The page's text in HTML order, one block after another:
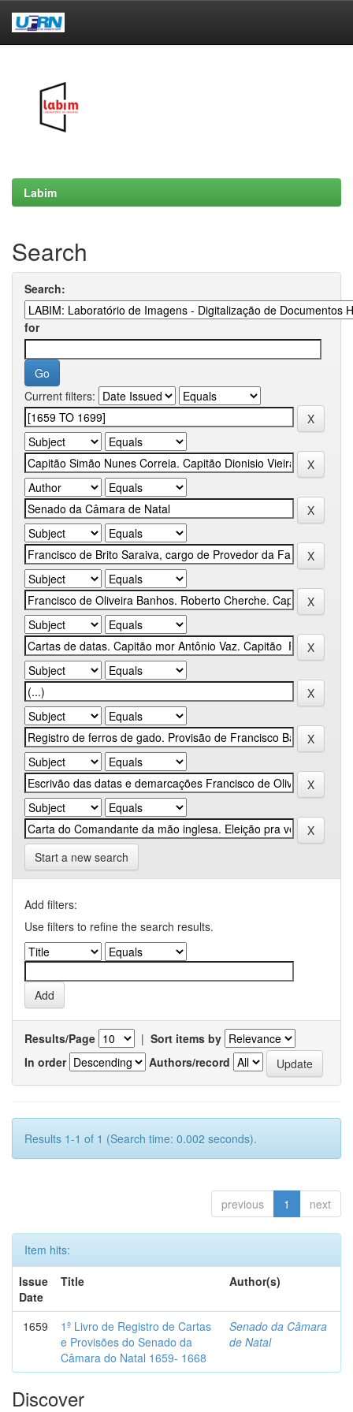
Labim
Search
Search:
for
Current filters:
Start a new search
Add filters:
Use filters to refine the search results.
Results/Page | Sort items by
In order
Authors/record
Results 1-1 of 1 (Search time: 0.002 seconds).
previous 1 next
Item hits:
Issue
Date
Title Author(s)
1659
1º Livro de Registro de Cartas
e Provisões do Senado da
Câmara do Natal 1659- 1668
Senado da Câmara
de Natal
Discover